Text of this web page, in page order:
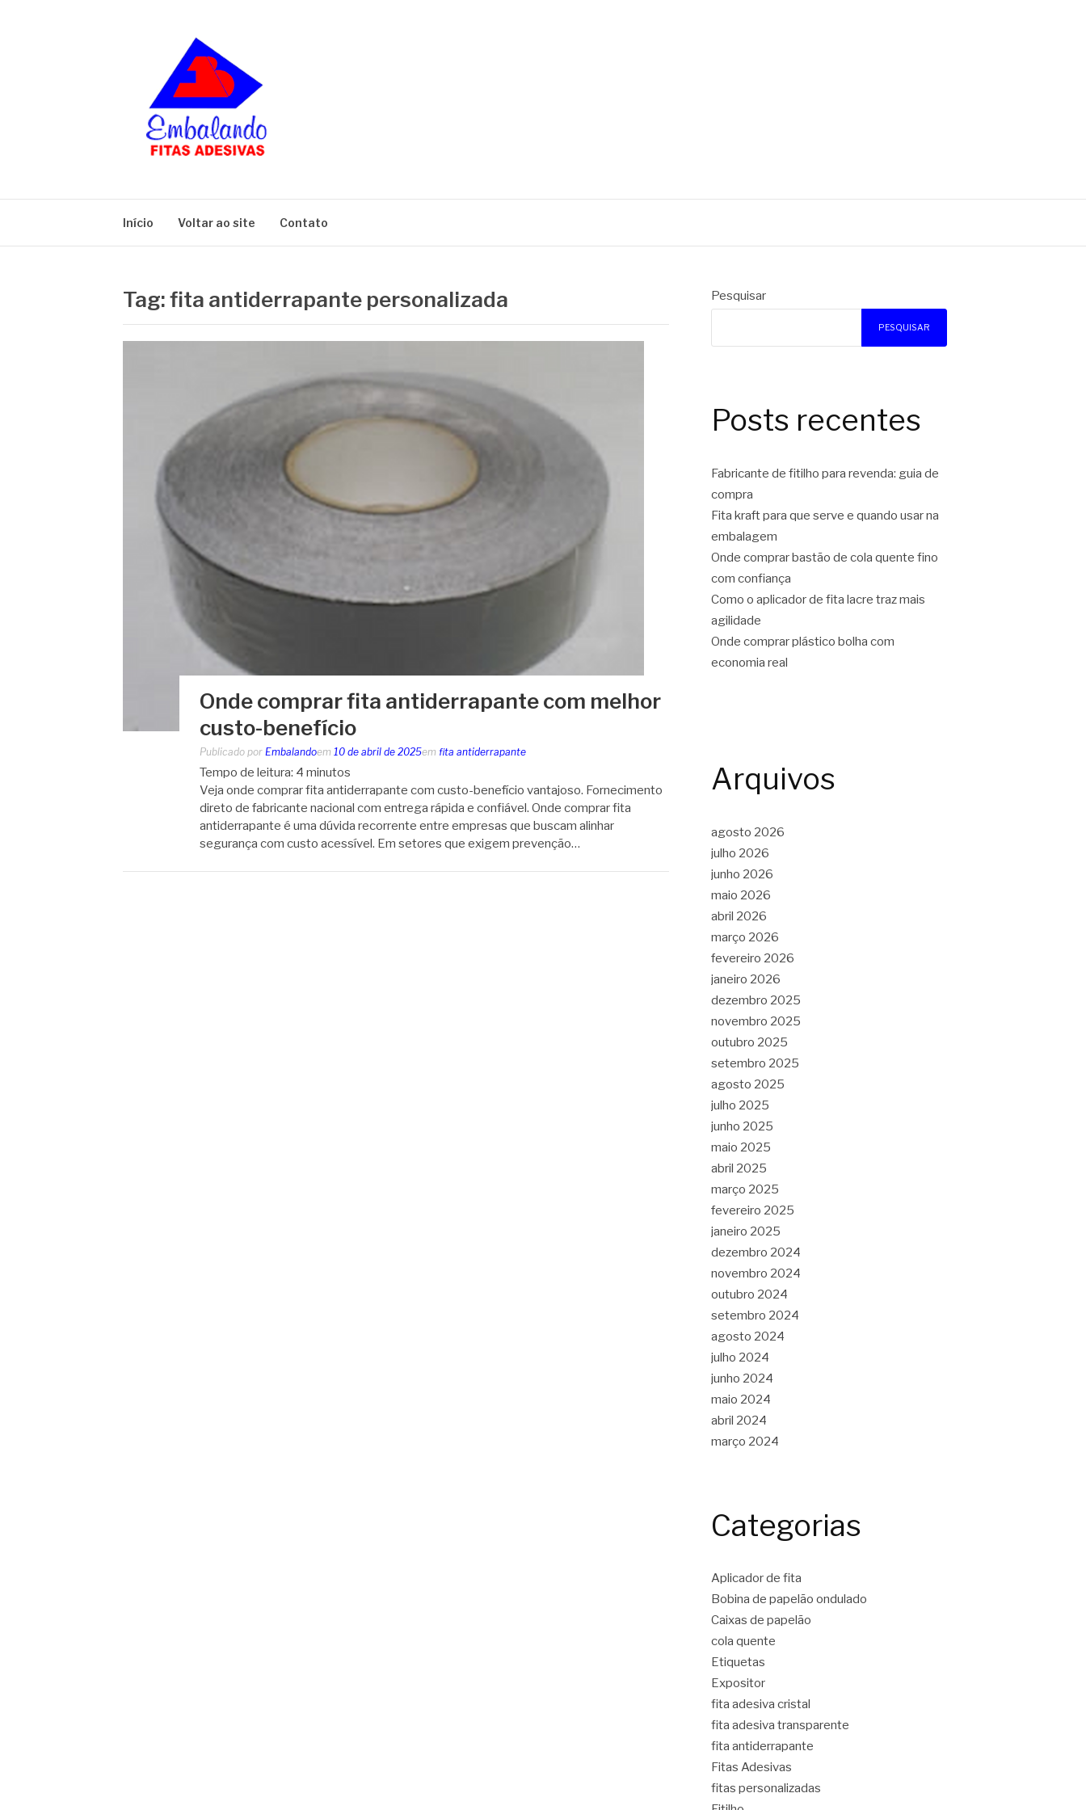
Início Voltar ao site Contato
Tag:fita antiderrapante personalizada
Onde comprar fita antiderrapante com melhor
custo-benefício
Publicado por Embalandoem 10 de abril de 2025em fita antiderrapante
Tempo de leitura: 4 minutos
Veja onde comprar fita antiderrapante com custo-benefício vantajoso. Fornecimento
direto de fabricante nacional com entrega rápida e confiável. Onde comprar fita
antiderrapante é uma dúvida recorrente entre empresas que buscam alinhar
segurança com custo acessível. Em setores que exigem prevenção…
Pesquisar
PESQUISAR
Posts recentes
Fabricante de fitilho para revenda: guia de
compra
Fita kraft para que serve e quando usar na
embalagem
Onde comprar bastão de cola quente fino
com confiança
Como o aplicador de fita lacre traz mais
agilidade
Onde comprar plástico bolha com
economia real
Arquivos
agosto 2026
julho 2026
junho 2026
maio 2026
abril 2026
março 2026
fevereiro 2026
janeiro 2026
dezembro 2025
novembro 2025
outubro 2025
setembro 2025
agosto 2025
julho 2025
junho 2025
maio 2025
abril 2025
março 2025
fevereiro 2025
janeiro 2025
dezembro 2024
novembro 2024
outubro 2024
setembro 2024
agosto 2024
julho 2024
junho 2024
maio 2024
abril 2024
março 2024
Categorias
Aplicador de fita
Bobina de papelão ondulado
Caixas de papelão
cola quente
Etiquetas
Expositor
fita adesiva cristal
fita adesiva transparente
fita antiderrapante
Fitas Adesivas
fitas personalizadas